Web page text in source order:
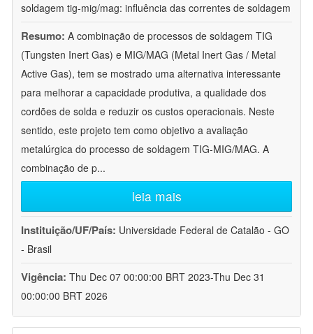
soldagem tig-mig/mag: influência das correntes de soldagem
Resumo: A combinação de processos de soldagem TIG
(Tungsten Inert Gas) e MIG/MAG (Metal Inert Gas / Metal
Active Gas), tem se mostrado uma alternativa interessante
para melhorar a capacidade produtiva, a qualidade dos
cordões de solda e reduzir os custos operacionais. Neste
sentido, este projeto tem como objetivo a avaliação
metalúrgica do processo de soldagem TIG-MIG/MAG. A
combinação de p...
leia mais
Instituição/UF/País: Universidade Federal de Catalão - GO
- Brasil
Vigência: Thu Dec 07 00:00:00 BRT 2023-Thu Dec 31
00:00:00 BRT 2026